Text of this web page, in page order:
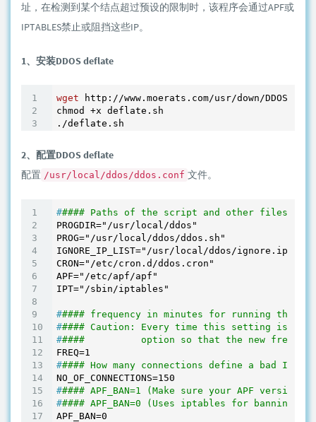
址，在检测到某个结点超过预设的限制时，该程序会通过APF或
IPTABLES禁止或阻挡这些IP。
1、安装DDOS deflate
wget http://www.moerats.com/usr/down/DDOS/
chmod +x deflate.sh
2、配置DDOS deflate
配置 /usr/local/ddos/ddos.conf 文件。
##### Paths of the script and other files
PROGDIR="/usr/local/ddos"
PROG="/usr/local/ddos/ddos.sh"
IGNORE_IP_LIST="/usr/local/ddos/
CRON="/etc/cron.d/ddos.cron"
APF="/etc/apf/apf"
##### frequency in minutes for running the
##### Caution: Every time this setting is
#####          option so that the new
##### How many connections define a bad IP
##### APF_BAN=1 (Make sure your APF
##### APF_BAN=0 (Uses iptables for banning